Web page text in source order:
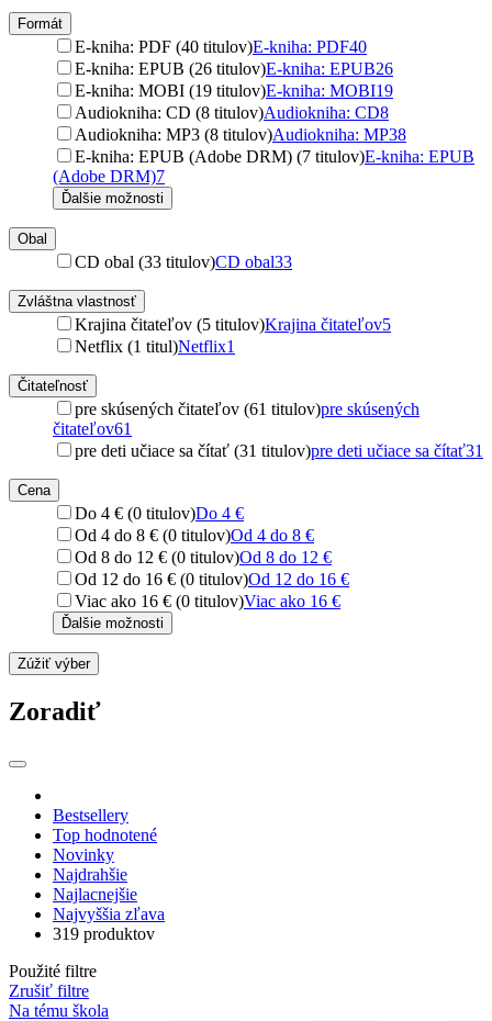
Formát
E-kniha: PDF (40 titulov)E-kniha: PDF40
E-kniha: EPUB (26 titulov)E-kniha: EPUB26
E-kniha: MOBI (19 titulov)E-kniha: MOBI19
Audiokniha: CD (8 titulov)Audiokniha: CD8
Audiokniha: MP3 (8 titulov)Audiokniha: MP38
E-kniha: EPUB (Adobe DRM) (7 titulov)E-kniha: EPUB
(Adobe DRM)7
Ďalšie možnosti
Obal
CD obal (33 titulov)CD obal33
Zvláštna vlastnosť
Krajina čitateľov (5 titulov)Krajina čitateľov5
Netflix (1 titul)Netflix1
Čitateľnosť
pre skúsených čitateľov (61 titulov)pre skúsených
čitateľov61
pre deti učiace sa čítať (31 titulov)pre deti učiace sa čítať31
Cena
Do 4 € (0 titulov)Do 4 €
Od 4 do 8 € (0 titulov)Od 4 do 8 €
Od 8 do 12 € (0 titulov)Od 8 do 12 €
Od 12 do 16 € (0 titulov)Od 12 do 16 €
Viac ako 16 € (0 titulov)Viac ako 16 €
Ďalšie možnosti
Zúžiť výber
Zoradiť
Bestsellery
Top hodnotené
Novinky
Najdrahšie
Najlacnejšie
Najvyššia zľava
319 produktov
Použité filtre
Zrušiť filtre
Na tému škola